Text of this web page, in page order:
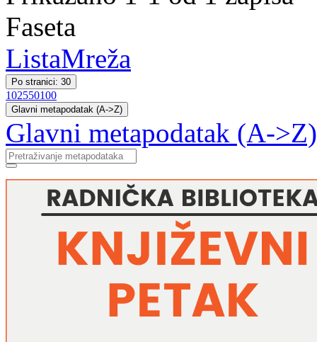
Faseta
ListaMreža
Po stranici: 30
102550100
Glavni metapodatak (A->Z)
Glavni metapodatak (A->Z)